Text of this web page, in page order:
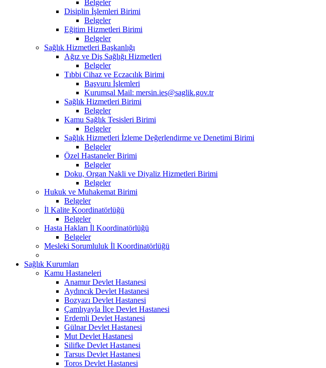
Belgeler
Disiplin İşlemleri Birimi
Belgeler
Eğitim Hizmetleri Birimi
Belgeler
Sağlık Hizmetleri Başkanlığı
Ağız ve Diş Sağlığı Hizmetleri
Belgeler
Tıbbi Cihaz ve Eczacılık Birimi
Başvuru İşlemleri
Kurumsal Mail: mersin.ies@saglik.gov.tr
Sağlık Hizmetleri Birimi
Belgeler
Kamu Sağlık Tesisleri Birimi
Belgeler
Sağlık Hizmetleri İzleme Değerlendirme ve Denetimi Birimi
Belgeler
Özel Hastaneler Birimi
Belgeler
Doku, Organ Nakli ve Diyaliz Hizmetleri Birimi
Belgeler
Hukuk ve Muhakemat Birimi
Belgeler
İl Kalite Koordinatörlüğü
Belgeler
Hasta Hakları İl Koordinatörlüğü
Belgeler
Mesleki Sorumluluk İl Koordinatörlüğü
Sağlık Kurumları
Kamu Hastaneleri
Anamur Devlet Hastanesi
Aydıncık Devlet Hastanesi
Bozyazı Devlet Hastanesi
Çamlıyayla İlçe Devlet Hastanesi
Erdemli Devlet Hastanesi
Gülnar Devlet Hastanesi
Mut Devlet Hastanesi
Silifke Devlet Hastanesi
Tarsus Devlet Hastanesi
Toros Devlet Hastanesi